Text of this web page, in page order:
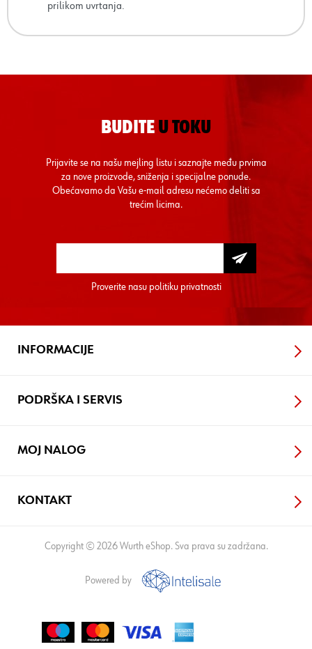
prilikom uvrtanja.
BUDITE U TOKU
Prijavite se na našu mejling listu i saznajte među prvima
za nove proizvode, sniženja i specijalne ponude.
Obećavamo da Vašu e-mail adresu nećemo deliti sa
trećim licima.
Proverite nasu politiku privatnosti
INFORMACIJE
PODRŠKA I SERVIS
MOJ NALOG
KONTAKT
Copyright © 2026 Wurth eShop. Sva prava su zadržana.
Powered by